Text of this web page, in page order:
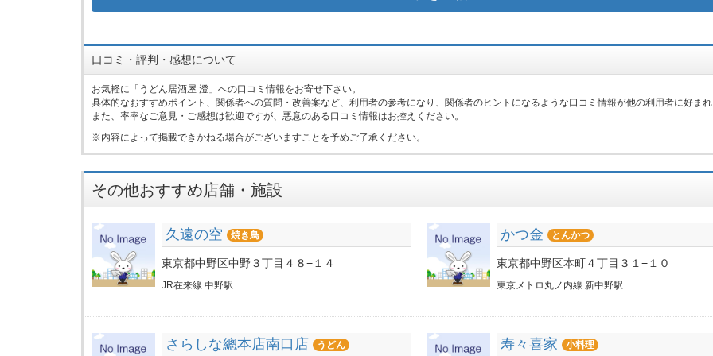
口コミ・評判・感想について
お気軽に「うどん居酒屋 澄」への口コミ情報をお寄せ下さい。
具体的なおすすめポイント、関係者への質問・改善案など、利用者の参考になり、関係者のヒントになるような口コミ情報が他の利用者に好ま
また、率率なご意見・ご感想は歓迎ですが、悪意のある口コミ情報はお控えください。
内容によって掲載できかねる場合がございますことを予めご了承ください。
その他おすすめ店舗・施設
久遠の空 焼き鳥
東京都中野区中野３丁目４８−１４
JR在来線 中野駅
かつ金 とんかつ
東京都中野区本町４丁目３１−１０
東京メトロ丸ノ内線 新中野駅
さらしな總本店南口店 うどん 寿々喜家 小料理